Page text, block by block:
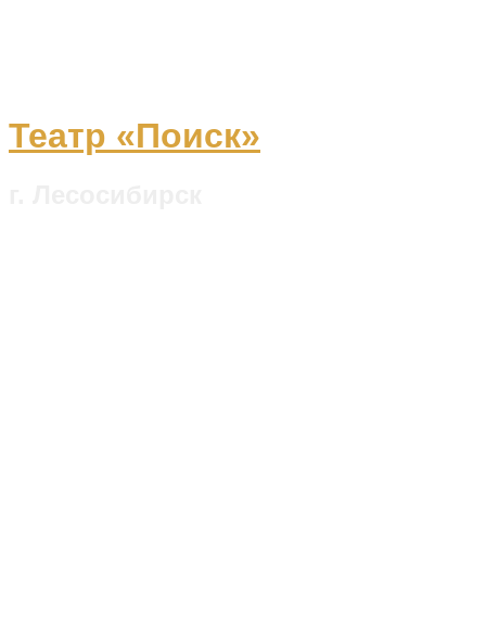
Театр «Поиск»